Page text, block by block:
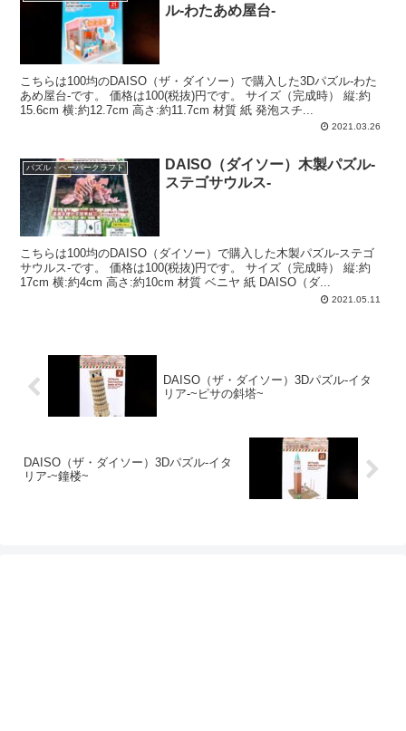
ル-わたあめ屋台-
こちらは100均のDAISO（ザ・ダイソー）で購入した3Dパズル-わた
あめ屋台-です。 価格は100(税抜)円です。 サイズ（完成時） 縦:約
15.6cm 横:約12.7cm 高さ:約11.7cm 材質 紙 発泡スチ...
2021.03.26
パズル・ペーパークラフト
DAISO（ダイソー）木製パズル-
ステゴサウルス-
こちらは100均のDAISO（ダイソー）で購入した木製パズル-ステゴ
サウルス-です。 価格は100(税抜)円です。 サイズ（完成時） 縦:約
17cm 横:約4cm 高さ:約10cm 材質 ベニヤ 紙 DAISO（ダ...
2021.05.11
DAISO（ザ・ダイソー）3Dパズル-イタ
リア-~ピサの斜塔~
DAISO（ザ・ダイソー）3Dパズル-イタ
リア-~鐘楼~